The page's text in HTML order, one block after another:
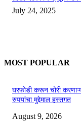
July 24, 2025
MOST POPULAR
घरफोडी करून चोरी
रुपयांचा मुद्देमाल हस्तगत
August 9, 2026